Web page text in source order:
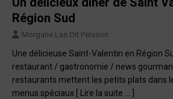
Région Sud
Morgane Las Dit Peisson
Une délicieuse Saint-Valentin en Région
restaurant / gastronomie / news
restaurants mettent les petits plats dans
menus spéciaux
[ Lire la suite … ]